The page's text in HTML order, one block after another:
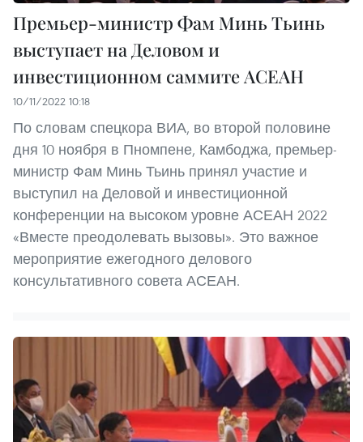
Премьер-министр Фам Минь Тьинь
выступает на Деловом и
инвестиционном саммите АСЕАН
10/11/2022 10:18
По словам спецкора ВИА, во второй половине
дня 10 ноября в Пномпене, Камбоджа, премьер-
министр Фам Минь Тьинь принял участие и
выступил на Деловой и инвестиционной
конференции на высоком уровне АСЕАН 2022
«Вместе преодолевать вызовы». Это важное
мероприятие ежегодного делового
консультативного совета АСЕАН.